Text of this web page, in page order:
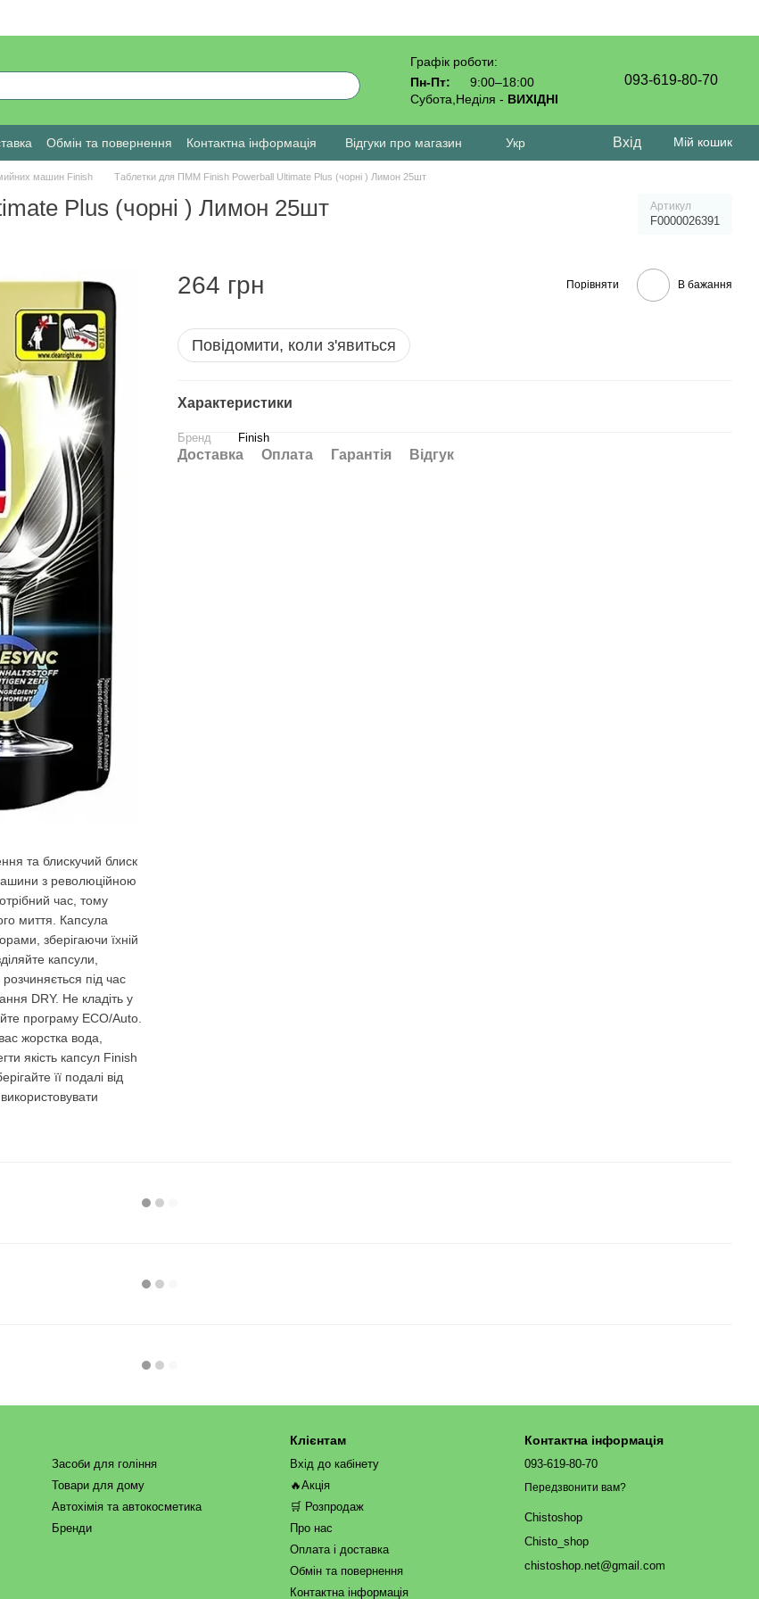
Графік роботи:
Пн-Пт:
9:00–18:00
Субота,Неділя - ВИХІДНІ
093-619-80-70
Обмін та повернення Контактна інформація Відгуки про магазин Укр Вхід Мій кошик
машин Finish Таблетки для ПММ Finish Powerball Ultimate Plus (чорні ) Лимон 25шт
Plus (чорні ) Лимон 25шт Артикул
F0000026391
та блискучий блиск
з революційною
час, тому
миття. Капсула
зберігаючи їхній
капсули,
під час
DRY. Не кладіть у
програму ECO/Auto.
жорстка вода,
якість капсул Finish
її подалі від
264 грн Порівняти В бажання
Повідомити, коли з'явиться
Характеристики
Бренд Finish
Доставка Оплата Гарантія Відгук
Засоби для гоління
Товари для дому
Автохімія та автокосметика
Бренди
Клієнтам
Вхід до кабінету
🔥Акція
🛒 Розпродаж
Про нас
Оплата і доставка
Обмін та повернення
Контактна інформація
Контактна інформація
093-619-80-70
Передзвонити вам?
Chistoshop
Chisto_shop
chistoshop.net@gmail.com